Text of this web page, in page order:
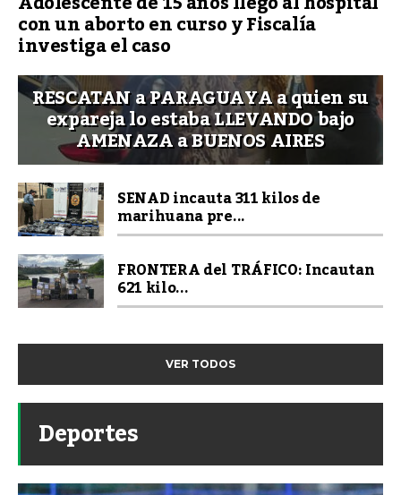
con un aborto en curso y Fiscalía
investiga el caso
RESCATAN a PARAGUAYA a quien su
expareja lo estaba LLEVANDO bajo
AMENAZA a BUENOS AIRES
SENAD incauta 311 kilos de
marihuana pre...
FRONTERA del TRÁFICO: Incautan
621 kilo...
VER TODOS
Deportes